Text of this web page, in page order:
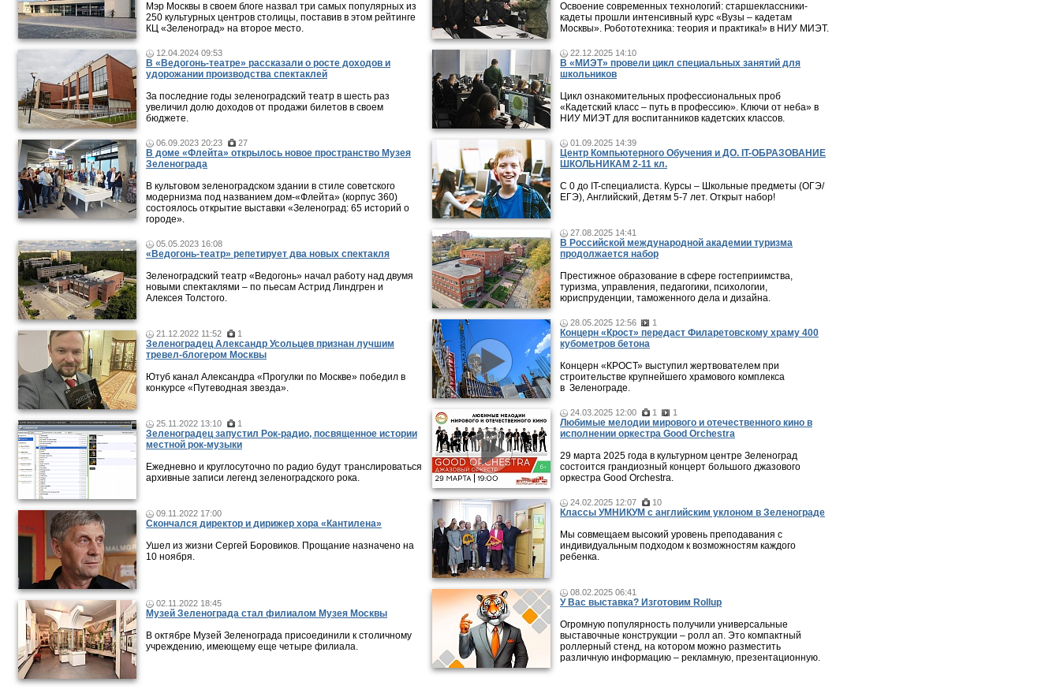
Мэр Москвы в своем блоге назвал три самых популярных из
250 культурных центров столицы, поставив в этом рейтинге
КЦ «Зеленоград» на второе место.
12.04.2024 09:53
В «Ведогонь-театре» рассказали о росте доходов и
удорожании производства спектаклей
За последние годы зеленоградский театр в шесть раз
увеличил долю доходов от продажи билетов в своем
бюджете.
06.09.2023 20:23 27
В доме «Флейта» открылось новое пространство Музея
Зеленограда
В культовом зеленоградском здании в стиле советского
модернизма под названием дом-«Флейта» (корпус 360)
состоялось открытие выставки «Зеленоград: 65 историй о
городе».
05.05.2023 16:08
«Ведогонь-театр» репетирует два новых спектакля
Зеленоградский театр «Ведогонь» начал работу над двумя
новыми спектаклями – по пьесам Астрид Линдгрен и
Алексея Толстого.
21.12.2022 11:52 1
Зеленоградец Александр Усольцев признан лучшим
тревел-блогером Москвы
Ютуб канал Александра «Прогулки по Москве» победил в
конкурсе «Путеводная звезда».
25.11.2022 13:10 1
Зеленоградец запустил Рок-радио, посвященное истории
местной рок-музыки
Ежедневно и круглосуточно по радио будут транслироваться
архивные записи легенд зеленоградского рока.
09.11.2022 17:00
Скончался директор и дирижер хора «Кантилена»
Ушел из жизни Сергей Боровиков. Прощание назначено на
10 ноября.
02.11.2022 18:45
Музей Зеленограда стал филиалом Музея Москвы
В октябре Музей Зеленограда присоединили к столичному
учреждению, имеющему еще четыре филиала.
Освоение современных технологий: старшеклассники-
кадеты прошли интенсивный курс «Вузы – кадетам
Москвы». Робототехника: теория и практика!» в НИУ МИЭТ.
22.12.2025 14:10
В «МИЭТ» провели цикл специальных занятий для
школьников
Цикл ознакомительных профессиональных проб
«Кадетский класс – путь в профессию». Ключи от неба» в
НИУ МИЭТ для воспитанников кадетских классов.
01.09.2025 14:39
Центр Компьютерного Обучения и ДО. IT-ОБРАЗОВАНИЕ
ШКОЛЬНИКАМ 2-11 кл.
С 0 до IT-специалиста. Курсы – Школьные предметы (ОГЭ/
ЕГЭ), Английский, Детям 5-7 лет. Открыт набор!
27.08.2025 14:41
В Российской международной академии туризма
продолжается набор
Престижное образование в сфере гостеприимства,
туризма, управления, педагогики, психологии,
юриспруденции, таможенного дела и дизайна.
28.05.2025 12:56 1
Концерн «Крост» передаст Филаретовскому храму 400
кубометров бетона
Концерн «КРОСТ» выступил жертвователем при
строительстве крупнейшего храмового комплекса
в Зеленограде.
24.03.2025 12:00 1 1
Любимые мелодии мирового и отечественного кино в
исполнении оркестра Good Orchestra
29 марта 2025 года в культурном центре Зеленоград
состоится грандиозный концерт большого джазового
оркестра Good Orchestra.
24.02.2025 12:07 10
Классы УМНИКУМ с английским уклоном в Зеленограде
Мы совмещаем высокий уровень преподавания с
индивидуальным подходом к возможностям каждого
ребенка.
08.02.2025 06:41
У Вас выставка? Изготовим Rollup
Огромную популярность получили универсальные
выставочные конструкции – ролл ап. Это компактный
роллерный стенд, на котором можно разместить
различную информацию – рекламную, презентационную.